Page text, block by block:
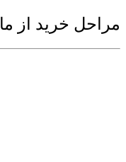
مراحل خرید از ما